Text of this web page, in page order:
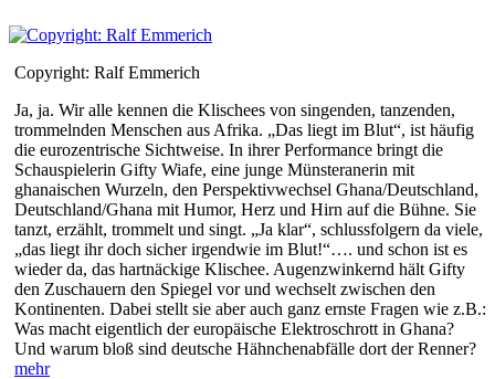
Copyright: Ralf Emmerich
Ja, ja. Wir alle kennen die Klischees von singenden, tanzenden,
trommelnden Menschen aus Afrika. „Das liegt im Blut“, ist häufig
die eurozentrische Sichtweise. In ihrer Performance bringt die
Schauspielerin Gifty Wiafe, eine junge Münsteranerin mit
ghanaischen Wurzeln, den Perspektivwechsel Ghana/Deutschland,
Deutschland/Ghana mit Humor, Herz und Hirn auf die Bühne. Sie
tanzt, erzählt, trommelt und singt. „Ja klar“, schlussfolgern da viele,
„das liegt ihr doch sicher irgendwie im Blut!“…. und schon ist es
wieder da, das hartnäckige Klischee. Augenzwinkernd hält Gifty
den Zuschauern den Spiegel vor und wechselt zwischen den
Kontinenten. Dabei stellt sie aber auch ganz ernste Fragen wie z.B.:
Was macht eigentlich der europäische Elektroschrott in Ghana?
Und warum bloß sind deutsche Hähnchenabfälle dort der Renner?
mehr